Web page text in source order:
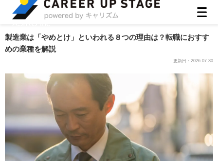
製造業は「やめとけ」といわれる８つの理由は？転職におすす
めの業種を解説
更新日：2026.07.30